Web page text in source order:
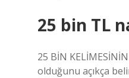
25 bin TL
25 BİN
olduğunu açıkça